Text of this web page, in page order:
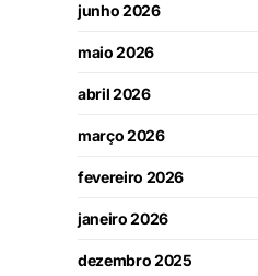
junho 2026
maio 2026
abril 2026
março 2026
fevereiro 2026
janeiro 2026
dezembro 2025